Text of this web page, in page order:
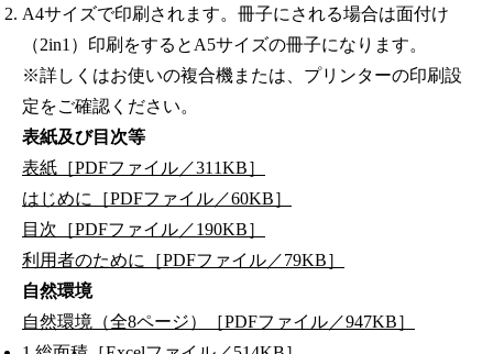
A4サイズで印刷されます。冊子にされる場合は面付け
（2in1）印刷をするとA5サイズの冊子になります。
※詳しくはお使いの複合機または、プリンターの印刷設
定をご確認ください。
表紙及び目次等
表紙［PDFファイル／311KB］
はじめに［PDFファイル／60KB］
目次［PDFファイル／190KB］
利用者のために［PDFファイル／79KB］
自然環境
自然環境（全8ページ）［PDFファイル／947KB］